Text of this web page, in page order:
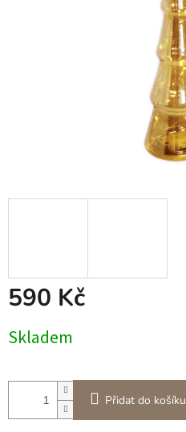
590 Kč
cena:
Skladem
Přidat do košíku